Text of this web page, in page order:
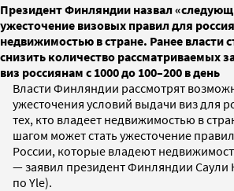
Президент Финляндии назвал
ужесточение визовых правил для
недвижимостью в стране. Ранее власти
снизить количество рассматриваемых
виз россиянам с 1000 до 100–200 в день
Власти Финляндии рассмотрят
ужесточения условий выдачи виз для
тех, кто владеет недвижимостью в
шагом может стать ужесточение
России, которые владеют
— заявил президент Финляндии Саули
по Yle).